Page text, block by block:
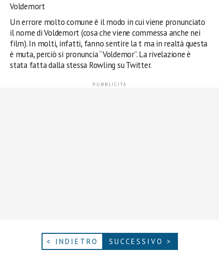
Voldemort
Un errore molto comune è il modo in cui viene pronunciato
il nome di Voldemort (cosa che viene commessa anche nei
film). In molti, infatti, fanno sentire la t ma in realtà questa
è muta, perciò si pronuncia “Voldemor”. La rivelazione è
stata fatta dalla stessa Rowling su Twitter.
< INDIETRO SUCCESSIVO >